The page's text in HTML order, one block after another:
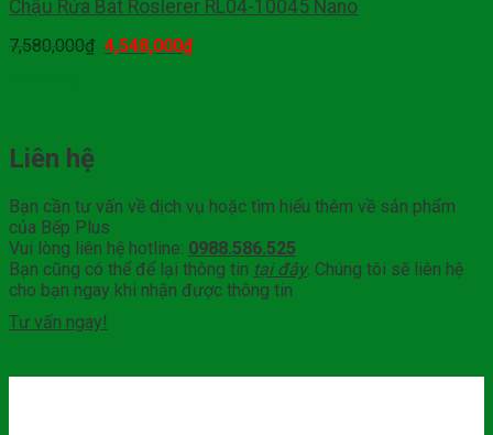
Chậu Rửa Bát Roslerer RL04-10045 Nano
7,580,000₫ 4,548,000₫
Liên hệ
Bạn cần tư vấn về dịch vụ hoặc tìm hiểu thêm về sản phẩm
của Bếp Plus
Vui lòng liên hệ hotline: 0988.586.525
Bạn cũng có thể để lại thông tin tại đây. Chúng tôi sẽ liên hệ
cho bạn ngay khi nhận được thông tin
Tư vấn ngay!